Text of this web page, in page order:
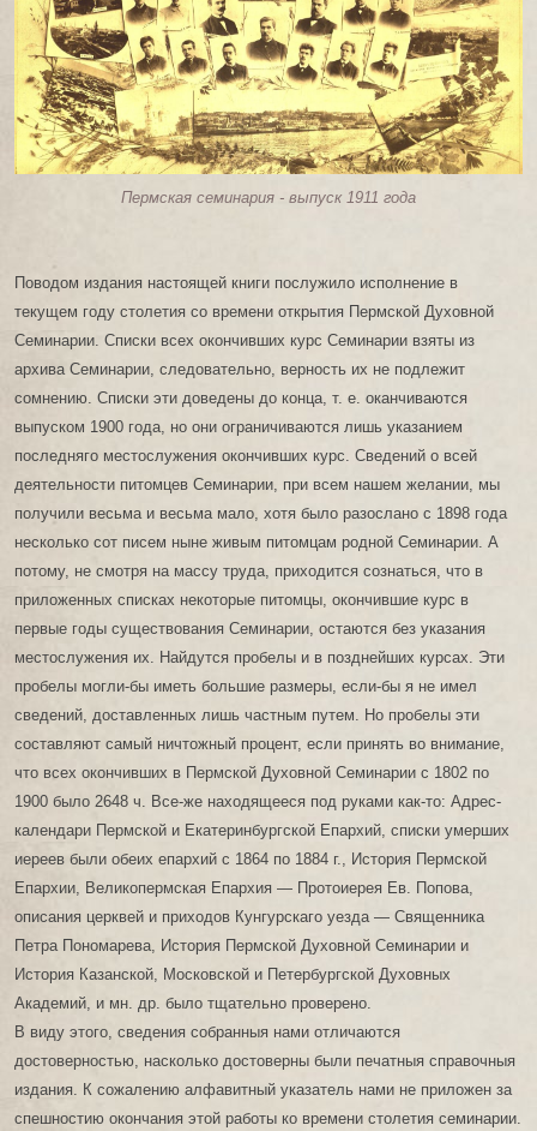
Пермская семинария - выпуск 1911 года
Поводом издания настоящей книги послужило исполнение в
текущем году столетия со времени открытия Пермской Духовной
Семинарии. Списки всех окончивших курс Семинарии взяты из
архива Семинарии, следовательно, верность их не подлежит
сомнению. Списки эти доведены до конца, т. е. оканчиваются
выпуском 1900 года, но они ограничиваются лишь указанием
последняго местослужения окончивших курс. Сведений о всей
деятельности питомцев Семинарии, при всем нашем желании, мы
получили весьма и весьма мало, хотя было разослано с 1898 года
несколько сот писем ныне живым питомцам родной Семинарии. А
потому, не смотря на массу труда, приходится сознаться, что в
приложенных списках некоторые питомцы, окончившие курс в
первые годы существования Семинарии, остаются без указания
местослужения их. Найдутся пробелы и в позднейших курсах. Эти
пробелы могли-бы иметь большие размеры, если-бы я не имел
сведений, доставленных лишь частным путем. Но пробелы эти
составляют самый ничтожный процент, если принять во внимание,
что всех окончивших в Пермской Духовной Семинарии с 1802 по
1900 было 2648 ч. Все-же находящееся под руками как-то: Адрес-
календари Пермской и Екатеринбургской Епархий, списки умерших
иереев были обеих епархий с 1864 по 1884 г., История Пермской
Епархии, Великопермская Епархия — Протоиерея Ев. Попова,
описания церквей и приходов Кунгурскаго уезда — Священника
Петра Пономарева, История Пермской Духовной Семинарии и
История Казанской, Московской и Петербургской Духовных
Академий, и мн. др. было тщательно проверено.
В виду этого, сведения собранныя нами отличаются
достоверностью, насколько достоверны были печатныя справочныя
издания. К сожалению алфавитный указатель нами не приложен за
спешностию окончания этой работы ко времени столетия семинарии.